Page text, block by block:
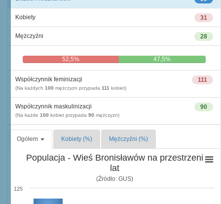
31
Kobiety
28
Mężczyźni
52,5% 47,5%
111
Współczynnik feminizacji
(Na każdych 100 mężczyzn przypada 111 kobiet)
90
Współczynnik maskulinizacji
(Na każde 100 kobiet przypada 90 mężczyzn)
Ogółem Kobiety (%) Mężczyźni (%)
Populacja - Wieś Bronisławów na przestrzeni
lat
(Źródło: GUS)
125